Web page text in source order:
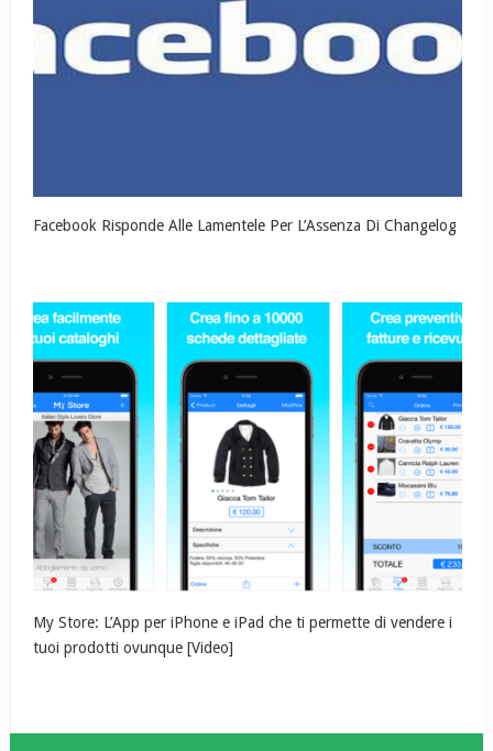
Facebook Risponde Alle Lamentele Per L’Assenza Di Changelog
My Store: L’App per iPhone e iPad che ti permette di vendere i
tuoi prodotti ovunque [Video]